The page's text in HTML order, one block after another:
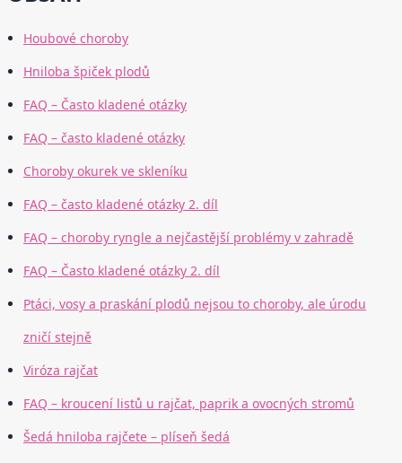
Houbové choroby
Hniloba špiček plodů
FAQ – Často kladené otázky
FAQ – často kladené otázky
Choroby okurek ve skleníku
FAQ – často kladené otázky 2. díl
FAQ – choroby ryngle a nejčastější problémy v zahradě
FAQ – Často kladené otázky 2. díl
Ptáci, vosy a praskání plodů nejsou to choroby, ale úrodu
zničí stejně
Viróza rajčat
FAQ – kroucení listů u rajčat, paprik a ovocných stromů
Šedá hniloba rajčete – plíseň šedá